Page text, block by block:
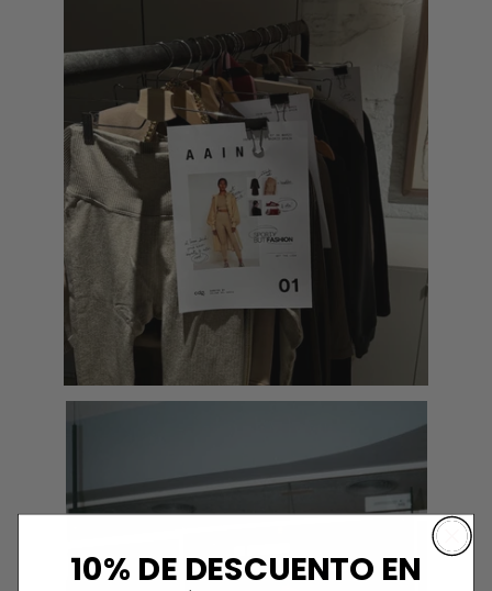
10% DE DESCUENTO EN